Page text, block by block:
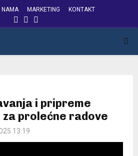
NAMA MARKETING KONTAKT
FACEBOOK
INSTAGRAM
i pripreme
prolećne radove
13:19